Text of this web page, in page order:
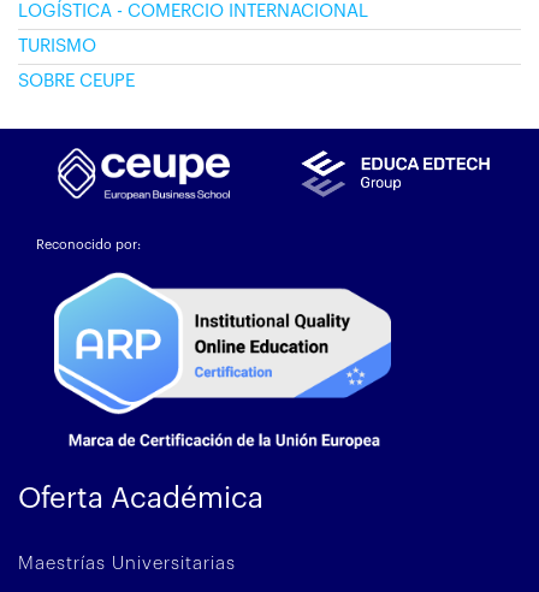
LOGÍSTICA - COMERCIO INTERNACIONAL
TURISMO
SOBRE CEUPE
Reconocido por:
Oferta Académica
Maestrías Universitarias